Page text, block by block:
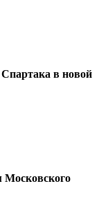
в новой